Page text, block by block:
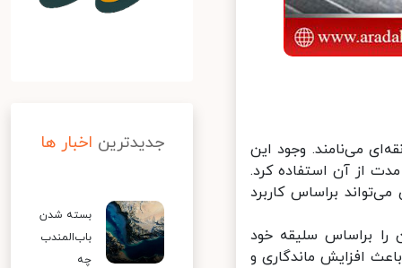
می‌نامند. وجود این
از آن استفاده کرد.
براساس کاربرد
براساس سلیقه خود
افزایش ماندگاری و
جدیدترین اخبار ها
بسته شدن
باب‌المندب
چه